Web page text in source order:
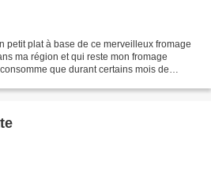
petit plat à base de ce merveilleux fromage
ma région et qui reste mon fromage
que durant certains mois de